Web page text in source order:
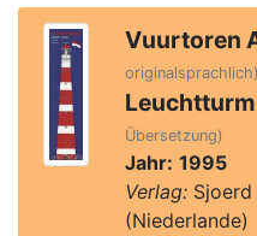
Vuurtoren
originalsprachlich)
Übersetzung)
Jahr: 1995
Verlag:Sjoerd
(Niederlande)